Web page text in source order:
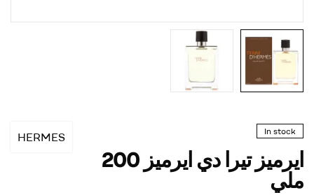
HERMES In stock
ايرميز تيرا دي ايرميز 200
ملي